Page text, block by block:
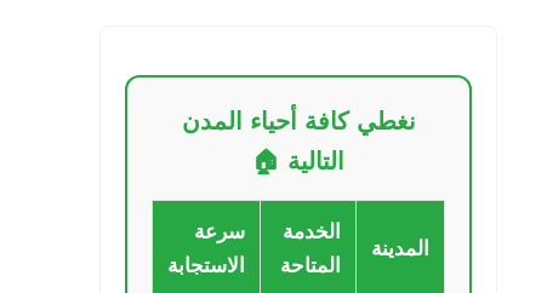
نغطي كافة أحياء المدن
التالية 🏠
المدينة
الخدمة
المتاحة
سرعة
الاستجابة